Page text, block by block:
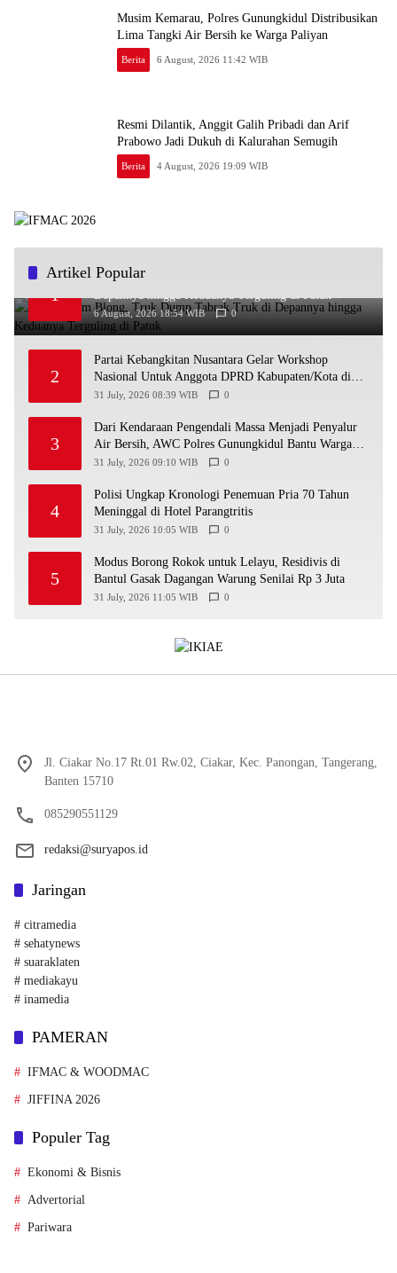
Musim Kemarau, Polres Gunungkidul Distribusikan
Lima Tangki Air Bersih ke Warga Paliyan
Berita 6 August, 2026 11:42 WIB
Resmi Dilantik, Anggit Galih Pribadi dan Arif
Prabowo Jadi Dukuh di Kalurahan Semugih
Berita 4 August, 2026 19:09 WIB
Artikel Popular
1
Diduga Rem Blong, Truk Dump Tabrak Truk di
6 August, 2026 18:54 WIB 0
2
Partai Kebangkitan Nusantara Gelar Workshop
Nasional Untuk Anggota DPRD Kabupaten/Kota di
Yogyakarta
31 July, 2026 08:39 WIB 0
3
Dari Kendaraan Pengendali Massa Menjadi Penyalur
Air Bersih, AWC Polres Gunungkidul Bantu Warga
Kekeringan
31 July, 2026 09:10 WIB 0
4
Polisi Ungkap Kronologi Penemuan Pria 70 Tahun
Meninggal di Hotel Parangtritis
31 July, 2026 10:05 WIB 0
5
Modus Borong Rokok untuk Lelayu, Residivis di
Bantul Gasak Dagangan Warung Senilai Rp 3 Juta
31 July, 2026 11:05 WIB 0
Jl. Ciakar No.17 Rt.01 Rw.02, Ciakar, Kec. Panongan, Tangerang,
Banten 15710
085290551129
redaksi@suryapos.id
Jaringan
# citramedia
# sehatynews
# suaraklaten
# mediakayu
# inamedia
PAMERAN
IFMAC & WOODMAC
JIFFINA 2026
Populer Tag
Ekonomi & Bisnis
Advertorial
Pariwara